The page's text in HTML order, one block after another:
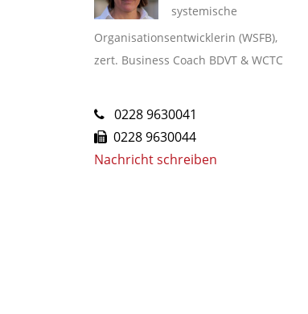
systemische
Organisationsentwicklerin (WSFB),
zert. Business Coach BDVT & WCTC
0228 9630041
0228 9630044
Nachricht schreiben